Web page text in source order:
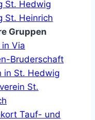
St. Hedwig
St. Heinrich
Gruppen
in Via
Bruderschaft
in St. Hedwig
St.
Tauf- und